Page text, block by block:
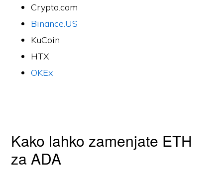
Crypto.com
Binance.US
KuCoin
HTX
OKEx
Kako lahko zamenjate ETH
za ADA